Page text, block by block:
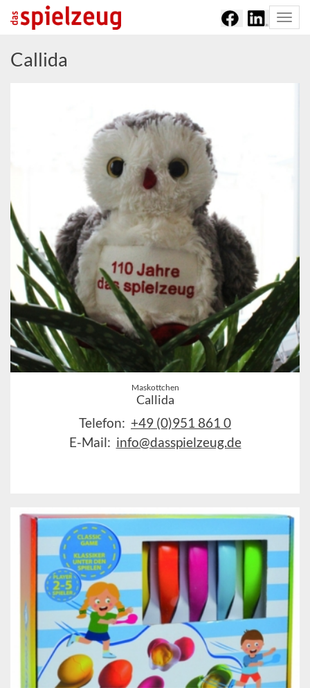
Callida
Maskottchen
Callida
Telefon: +49 (0)951 861 0
E-Mail: info@dasspielzeug.de